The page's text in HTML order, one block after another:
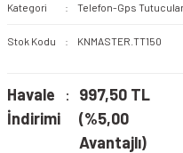
Kategori Telefon-Gps Tutucular
Stok Kodu KNMASTER.TT150
Havale
İndirimi
997,50 TL
(%5,00
Avantajlı)